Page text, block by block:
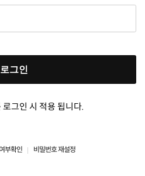
로그인
로그인 시 적용 됩니다.
부확인 비밀번호 재설정